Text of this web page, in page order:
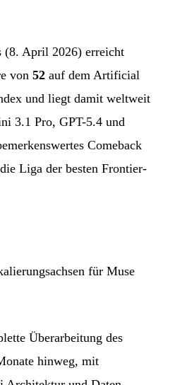
April 2026) erreicht
von 52 auf dem Artificial
und liegt damit weltweit
3.1 Pro, GPT-5.4 und
Comeback
Liga der besten Frontier-
für Muse
Überarbeitung des
hinweg, mit